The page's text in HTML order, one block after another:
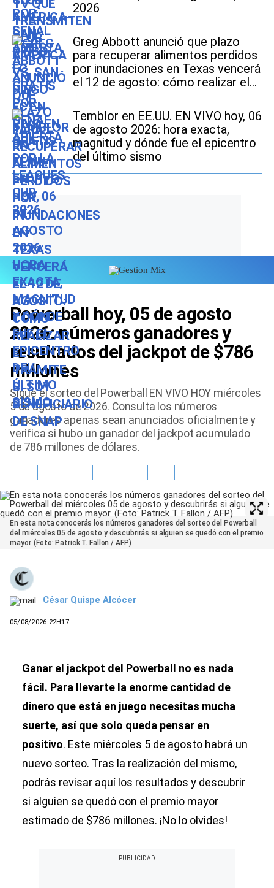
2026
Greg Abbott anunció que plazo
para recuperar alimentos perdidos
por inundaciones en Texas vencerá
el 12 de agosto: cómo realizar el
trámite si soy beneficiario de
SNAP
Temblor en EE.UU. EN VIVO hoy, 06
de agosto 2026: hora exacta,
magnitud y dónde fue el epicentro
del último sismo